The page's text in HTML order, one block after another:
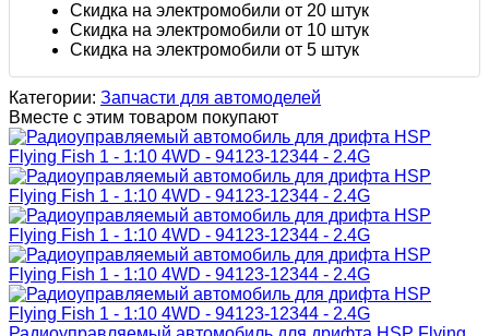
Скидка на электромобили от 20 штук
Скидка на электромобили от 10 штук
Скидка на электромобили от 5 штук
Категории: Запчасти для автомоделей
Вместе с этим товаром покупают